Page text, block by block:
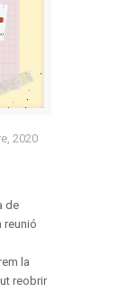
2020
de
reunió
la
reobrir